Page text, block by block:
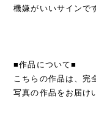
機嫌がいいサインで
■作品について■
こちらの作品は、完
写真の作品をお届け